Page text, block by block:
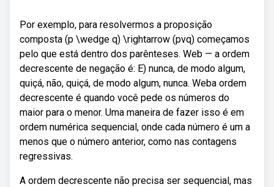
Por exemplo, para resolvermos a proposição
composta (p \wedge q) \rightarrow (pvq) começamos
pelo que está dentro dos parênteses. Web — a ordem
decrescente de negação é: E) nunca, de modo algum,
quiçá, não, quiçá, de modo algum, nunca. Weba ordem
decrescente é quando você pede os números do
maior para o menor. Uma maneira de fazer isso é em
ordem numérica sequencial, onde cada número é um a
menos que o número anterior, como nas contagens
regressivas.
A ordem decrescente não precisa ser sequencial, mas